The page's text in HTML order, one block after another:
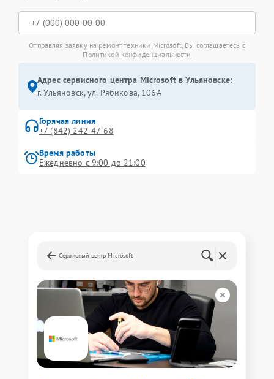
Отправляя заявку на ремонт техники Microsoft, Вы соглашаетесь с
Политикой конфиденциальности
Адрес сервисного центра Microsoft в Ульяновске:
г. Ульяновск, ул. Рябикова, 106А
Горячая линия
+7 (842) 242-47-68
Время работы
Ежедневно с 9:00 до 21:00
Сервисный центр Microsoft